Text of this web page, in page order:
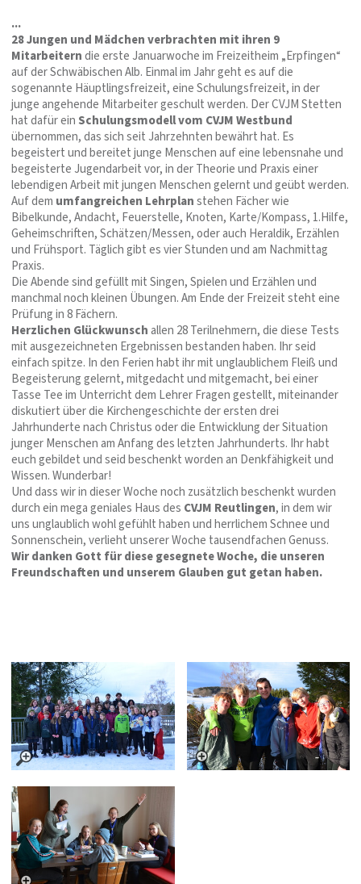
...
28 Jungen und Mädchen verbrachten mit ihren 9
Mitarbeiterndie erste Januarwoche im Freizeitheim „Erpfingen“
auf der Schwäbischen Alb. Einmal im Jahr geht es auf die
sogenannte Häuptlingsfreizeit, eine Schulungsfreizeit, in der
junge angehende Mitarbeiter geschult werden. Der CVJM Stetten
hat dafür ein Schulungsmodell vom CVJM Westbund
übernommen, das sich seit Jahrzehnten bewährt hat. Es
begeistert und bereitet junge Menschen auf eine lebensnahe und
begeisterte Jugendarbeit vor, in der Theorie und Praxis einer
lebendigen Arbeit mit jungen Menschen gelernt und geübt werden.
Auf dem umfangreichen Lehrplanstehen Fächer wie
Bibelkunde, Andacht, Feuerstelle, Knoten, Karte/Kompass, 1.Hilfe,
Geheimschriften, Schätzen/Messen, oder auch Heraldik, Erzählen
und Frühsport. Täglich gibt es vier Stunden und am Nachmittag
Praxis.
Die Abende sind gefüllt mit Singen, Spielen und Erzählen und
manchmal noch kleinen Übungen. Am Ende der Freizeit steht eine
Prüfung in 8 Fächern.
Herzlichen Glückwunsch allen 28 Terilnehmern, die diese Tests
mit ausgezeichneten Ergebnissen bestanden haben. Ihr seid
einfach spitze. In den Ferien habt ihr mit unglaublichem Fleiß und
Begeisterung gelernt, mitgedacht und mitgemacht, bei einer
Tasse Tee im Unterricht dem Lehrer Fragen gestellt, miteinander
diskutiert über die Kirchengeschichte der ersten drei
Jahrhunderte nach Christus oder die Entwicklung der Situation
junger Menschen am Anfang des letzten Jahrhunderts. Ihr habt
euch gebildet und seid beschenkt worden an Denkfähigkeit und
Wissen. Wunderbar!
Und dass wir in dieser Woche noch zusätzlich beschenkt wurden
durch ein mega geniales Haus des CVJM Reutlingen, in dem wir
uns unglaublich wohl gefühlt haben und herrlichem Schnee und
Sonnenschein, verlieht unserer Woche tausendfachen Genuss.
Wir danken Gott für diese gesegnete Woche, die unseren
Freundschaften und unserem Glauben gut getan haben.